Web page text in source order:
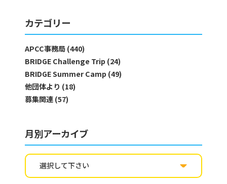
カテゴリー
APCC事務局 (440)
BRIDGE Challenge Trip (24)
BRIDGE Summer Camp (49)
他団体より (18)
募集関連 (57)
月別アーカイブ